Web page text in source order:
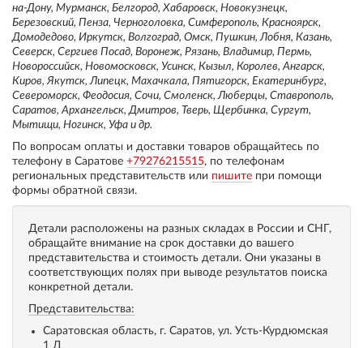
на-Дону, Мурманск, Белгород, Хабаровск, Новокузнецк,
Березовский, Пенза, Черноголовка, Симферополь, Красноярск,
Домодедово, Иркутск, Волгоград, Омск, Пушкин, Лобня, Казань,
Северск, Сергиев Посад, Воронеж, Рязань, Владимир, Пермь,
Новороссийск, Новомосковск, Усинск, Кызыл, Королев, Ангарск,
Киров, Якутск, Липецк, Махачкала, Пятигорск, Екатеринбург,
Североморск, Феодосия, Сочи, Смоленск, Люберцы, Ставрополь,
Саратов, Архангельск, Дмитров, Тверь, Щербинка, Сургут,
Мытищи, Ногинск, Уфа и др.
По вопросам оплаты и доставки товаров обращайтесь по
телефону в Саратове +79276215515, по телефонам
региональных представительств или пишите при помощи
формы обратной связи.
Детали расположены на разных складах в России и СНГ,
обращайте внимание на срок доставки до вашего
представительства и стоимость детали. Они указаны в
соответствующих полях при выводе результатов поиска
конкретной детали.
Представительства:
Саратовская область, г. Саратов, ул. Усть-Курдюмская
1 Д